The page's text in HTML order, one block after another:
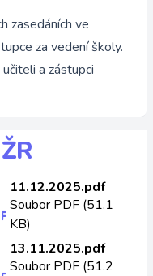
zasedáních ve
za vedení školy.
a zástupci
11.12.2025.pdf
Soubor PDF (51.1
KB)
13.11.2025.pdf
Soubor PDF (51.2